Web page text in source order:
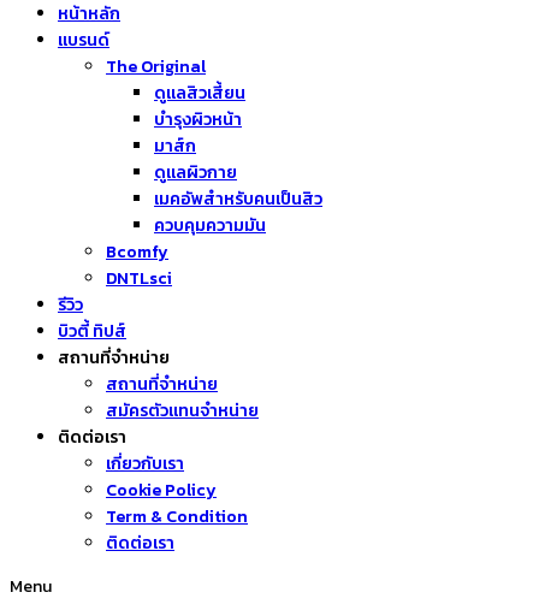
หน้าหลัก
แบรนด์
The Original
ดูแลสิวเสี้ยน
บำรุงผิวหน้า
มาส์ก
ดูแลผิวกาย
เมคอัพสำหรับคนเป็นสิว
ควบคุมความมัน
Bcomfy
DNTLsci
รีวิว
บิวตี้ ทิปส์
สถานที่จำหน่าย
สถานที่จำหน่าย
สมัครตัวแทนจำหน่าย
ติดต่อเรา
เกี่ยวกับเรา
Cookie Policy
Term & Condition
ติดต่อเรา
Menu